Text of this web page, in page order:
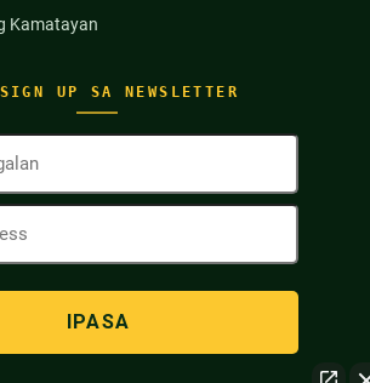
UP SA NEWSLETTER
Buong
(Kinakailangan)
Email
(Kinakailangan)
Kamatayan